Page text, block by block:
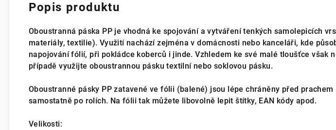
Popis produktu
Oboustranná páska PP je vhodná ke spojování a vytváření tenkých samolepicích
materiály, textilie). Využití nachází zejména v domácnosti nebo kanceláři, kde
napojování fólií, při pokládce koberců i jinde. Vzhledem ke své malé tloušťce však
případě využijte oboustrannou pásku textilní nebo soklovou pásku.
Oboustranné pásky PP zatavené ve fólii (balené) jsou lépe chráněny před
samostatně po rolích. Na fólii tak můžete libovolně lepit štítky, EAN kódy apod.
Velikosti: